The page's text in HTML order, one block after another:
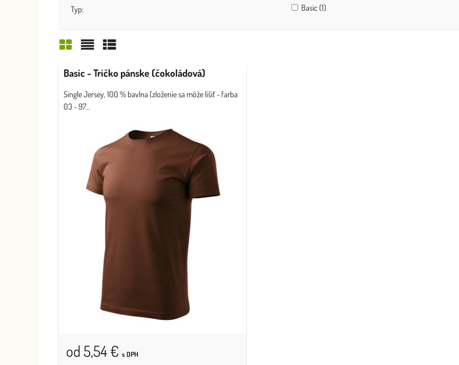
Typ: Basic (1)
Mriežka
Basic - Tričko pánske (čokoládová)
Single Jersey, 100 % bavlna (zloženie sa môže líšiť - farba
03 - 97...
od 5,54 € s DPH